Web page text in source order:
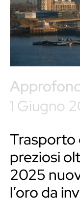
1 Giugno
Trasporto
preziosi
2025
l’oro da